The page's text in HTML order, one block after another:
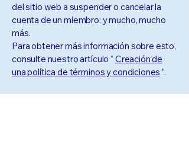
del sitio web a suspender o cancelar la
cuenta de un miembro; y mucho, mucho
más.
Para obtener más información sobre esto,
consulte nuestro artículo “ Creación de
una política de términos y condiciones ”.